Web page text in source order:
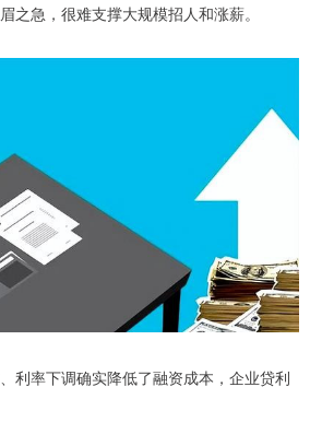
之急，很难支撑大规模招人和涨薪。
利率下调确实降低了融资成本，企业贷利